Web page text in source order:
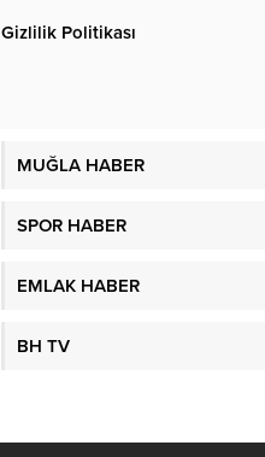
Gizlilik Politikası
MUĞLA HABER
SPOR HABER
EMLAK HABER
BH TV